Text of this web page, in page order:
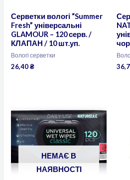
Серветки вологі “Summer
Fresh” універсальні
GLAMOUR – 120 серв. /
КЛАПАН / 10 шт.уп.
Вологі серветки
26,40₴
НЕМАЄ В
НАЯВНОСТІ